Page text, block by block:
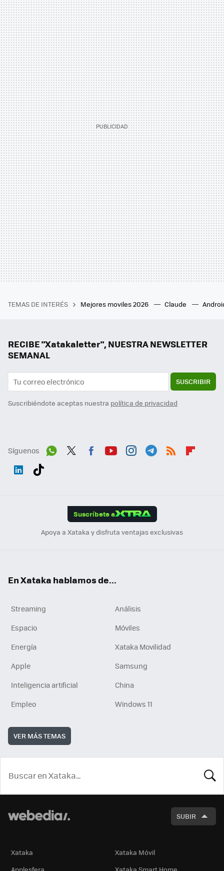
TEMAS DE INTERÉS Mejores moviles 2026 Claude
RECIBE "Xatakaletter", NUESTRA NEWSLETTER
SEMANAL
SUSCRIBIR
Suscribiéndote aceptas nuestra política de privacidad
Síguenos
Suscríbete a
Apoya a Xataka y disfruta ventajas exclusivas
En Xataka hablamos de...
Streaming
Análisis
Espacio
Móviles
Energía
Xataka Movilidad
Apple
Samsung
Inteligencia artificial
China
Empleo
Windows 11
VER MÁS TEMAS
SUBIR
Xataka
Xataka Móvil